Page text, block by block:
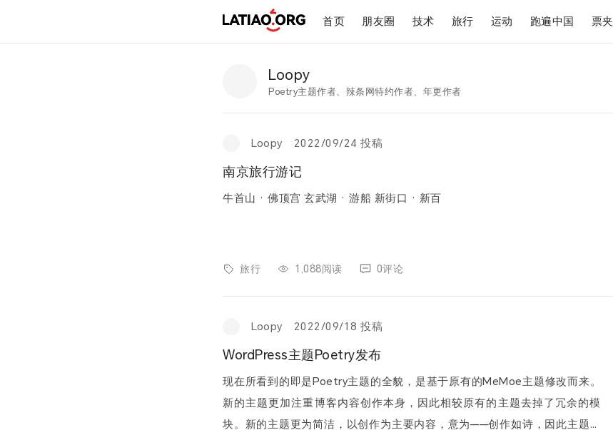
首页 朋友圈 技术 旅行 运动 跑遍中国 票夹
Loopy
Poetry主题作者、辣条网特约作者、年更作者
Loopy 2022/09/24 投稿
南京旅行游记
牛首山 · 佛顶宫 玄武湖 · 游船 新街口 · 新百
旅行 1,088阅读 0评论
Loopy 2022/09/18 投稿
WordPress主题Poetry发布
现在所看到的即是Poetry主题的全貌，是基于原有的MeMoe主题修改而来。
新的主题更加注重博客内容创作本身，因此相较原有的主题去掉了冗余的模
块。新的主题更为简洁，以创作为主要内容，意为——创作如诗，因此主题被